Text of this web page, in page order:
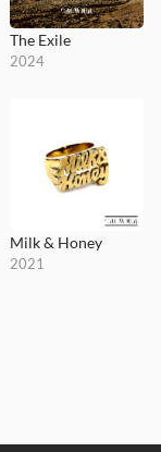
The Exile
2024
Milk & Honey
2021